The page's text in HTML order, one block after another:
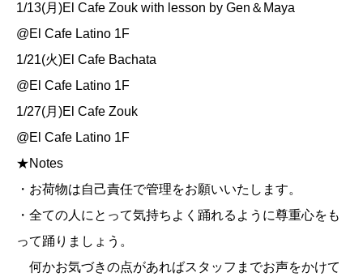
1/13(月)El Cafe Zouk with lesson by Gen＆Maya
@El Cafe Latino 1F
1/21(火)El Cafe Bachata
@El Cafe Latino 1F
1/27(月)El Cafe Zouk
@El Cafe Latino 1F
★Notes
・お荷物は自己責任で管理をお願いいたします。
・全ての人にとって気持ちよく踊れるように尊重心をも
って踊りましょう。
何かお気づきの点があればスタッフまでお声をかけて